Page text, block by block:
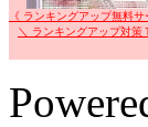
《 ランキングアップ無料サ
＼ ランキングアップ対策